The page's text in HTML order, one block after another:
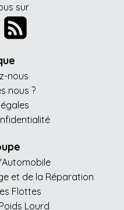
sur
nous
nous ?
et de la Réparation
Flottes
Lourd